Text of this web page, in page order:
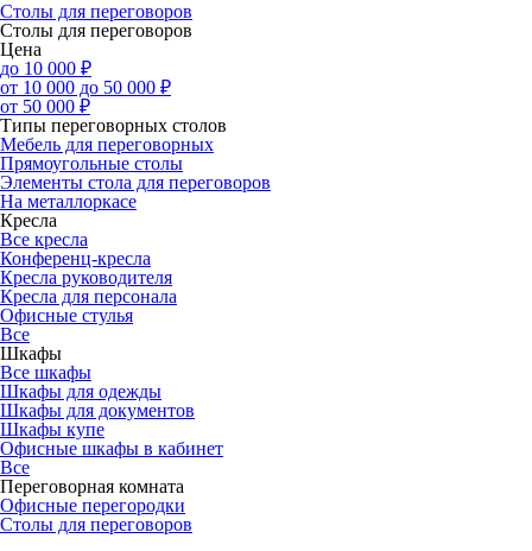
Столы для переговоров
Столы для переговоров
Цена
до 10 000 ₽
от 10 000 до 50 000 ₽
от 50 000 ₽
Типы переговорных столов
Мебель для переговорных
Прямоугольные столы
Элементы стола для переговоров
На металлоркасе
Кресла
Все кресла
Конференц-кресла
Кресла руководителя
Кресла для персонала
Офисные стулья
Все
Шкафы
Все шкафы
Шкафы для одежды
Шкафы для документов
Шкафы купе
Офисные шкафы в кабинет
Все
Переговорная комната
Офисные перегородки
Столы для переговоров